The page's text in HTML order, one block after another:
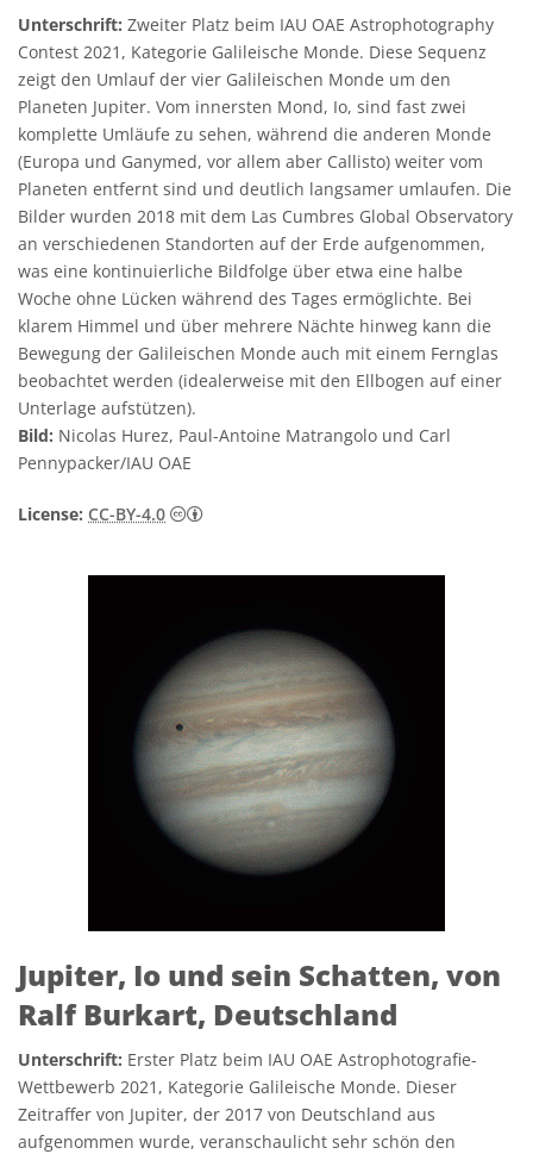
Unterschrift: Zweiter Platz beim IAU OAE Astrophotography
Contest 2021, Kategorie Galileische Monde. Diese Sequenz
zeigt den Umlauf der vier Galileischen Monde um den
Planeten Jupiter. Vom innersten Mond, Io, sind fast zwei
komplette Umläufe zu sehen, während die anderen Monde
(Europa und Ganymed, vor allem aber Callisto) weiter vom
Planeten entfernt sind und deutlich langsamer umlaufen. Die
Bilder wurden 2018 mit dem Las Cumbres Global Observatory
an verschiedenen Standorten auf der Erde aufgenommen,
was eine kontinuierliche Bildfolge über etwa eine halbe
Woche ohne Lücken während des Tages ermöglichte. Bei
klarem Himmel und über mehrere Nächte hinweg kann die
Bewegung der Galileischen Monde auch mit einem Fernglas
beobachtet werden (idealerweise mit den Ellbogen auf einer
Unterlage aufstützen).
Bild: Nicolas Hurez, Paul-Antoine Matrangolo und Carl
Pennypacker/IAU OAE
License: CC-BY-4.0 Creative Commons Namensnennung 4.0
Jupiter, Io und sein Schatten, von
Ralf Burkart, Deutschland
Unterschrift: Erster Platz beim IAU OAE Astrophotografie-
Wettbewerb 2021, Kategorie Galileische Monde. Dieser
Zeitraffer von Jupiter, der 2017 von Deutschland aus
aufgenommen wurde, veranschaulicht sehr schön den